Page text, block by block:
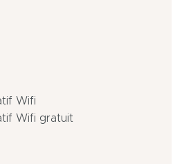
Wifi
Wifi gratuit